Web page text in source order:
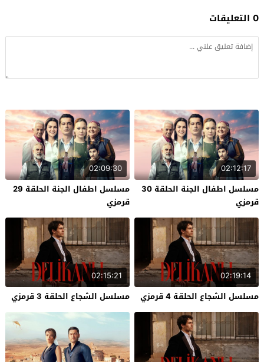
0 التعليقات
02:12:17
مسلسل اطفال الجنة الحلقة 30
قرمزي
02:09:30
مسلسل اطفال الجنة الحلقة 29
قرمزي
02:19:14
مسلسل الشجاع الحلقة 4 قرمزي
02:15:21
مسلسل الشجاع الحلقة 3 قرمزي